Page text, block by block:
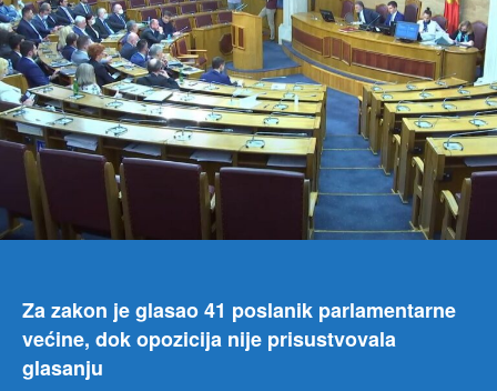
Za zakon je glasao 41 poslanik parlamentarne
većine, dok opozicija nije prisustvovala
glasanju